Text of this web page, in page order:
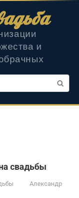
и
свадьбы
Александр